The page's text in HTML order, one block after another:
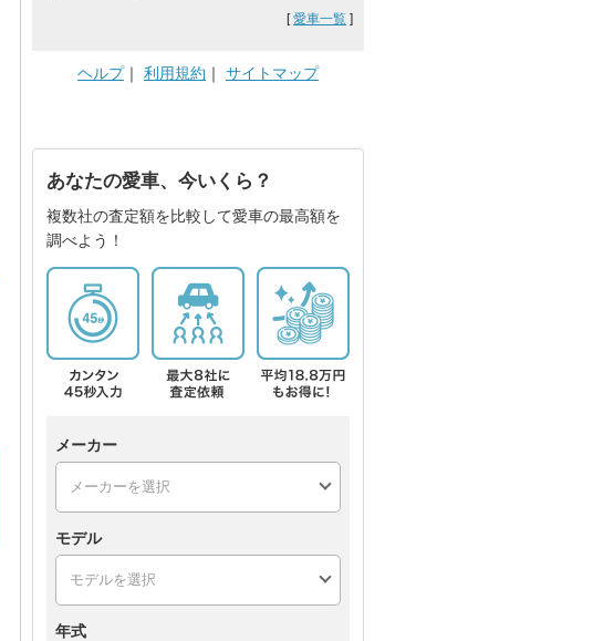
[愛車一覧 ]
ヘルプ｜ 利用規約 ｜ サイトマップ
あなたの愛車、今いくら？
複数社の査定額を比較して愛車の最高額を
調べよう！
メーカー
モデル
年式